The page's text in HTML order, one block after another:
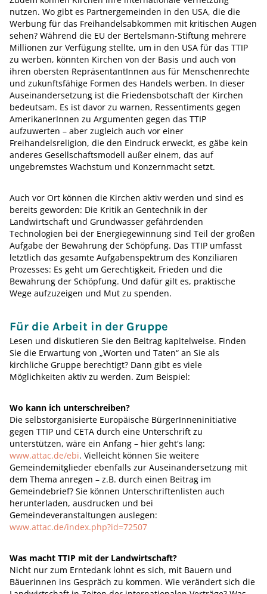
nutzen. Wo gibt es Partnergemeinden in den USA, die die
Werbung für das Freihandelsabkommen mit kritischen Augen
sehen? Während die EU der Bertelsmann-Stiftung mehrere
Millionen zur Verfügung stellte, um in den USA für das TTIP
zu werben, könnten Kirchen von der Basis und auch von
ihren obersten RepräsentantInnen aus für Menschenrechte
und zukunftsfähige Formen des Handels werben. In dieser
Auseinandersetzung ist die Friedensbotschaft der Kirchen
bedeutsam. Es ist davor zu warnen, Ressentiments gegen
AmerikanerInnen zu Argumenten gegen das TTIP
aufzuwerten – aber zugleich auch vor einer
Freihandelsreligion, die den Eindruck erweckt, es gäbe kein
anderes Gesellschaftsmodell außer einem, das auf
ungebremstes Wachstum und Konzernmacht setzt.
Auch vor Ort können die Kirchen aktiv werden und sind es
bereits geworden: Die Kritik an Gentechnik in der
Landwirtschaft und Grundwasser gefährdenden
Technologien bei der Energiegewinnung sind Teil der großen
Aufgabe der Bewahrung der Schöpfung. Das TTIP umfasst
letztlich das gesamte Aufgabenspektrum des Konziliaren
Prozesses: Es geht um Gerechtigkeit, Frieden und die
Bewahrung der Schöpfung. Und dafür gilt es, praktische
Wege aufzuzeigen und Mut zu spenden.
Für die Arbeit in der Gruppe
Lesen und diskutieren Sie den Beitrag kapitelweise. Finden
Sie die Erwartung von „Worten und Taten“ an Sie als
kirchliche Gruppe berechtigt? Dann gibt es viele
Möglichkeiten aktiv zu werden. Zum Beispiel:
Wo kann ich unterschreiben?
Die selbstorganisierte Europäische BürgerInneninitiative
gegen TTIP und CETA durch eine Unterschrift zu
unterstützen, wäre ein Anfang – hier geht's lang:
www.attac.de/ebi. Vielleicht können Sie weitere
Gemeindemitglieder ebenfalls zur Auseinandersetzung mit
dem Thema anregen – z.B. durch einen Beitrag im
Gemeindebrief? Sie können Unterschriftenlisten auch
herunterladen, ausdrucken und bei
Gemeindeveranstaltungen auslegen:
www.attac.de/index.php?id=72507
Was macht TTIP mit der Landwirtschaft?
Nicht nur zum Erntedank lohnt es sich, mit Bauern und
Bäuerinnen ins Gespräch zu kommen. Wie verändert sich die